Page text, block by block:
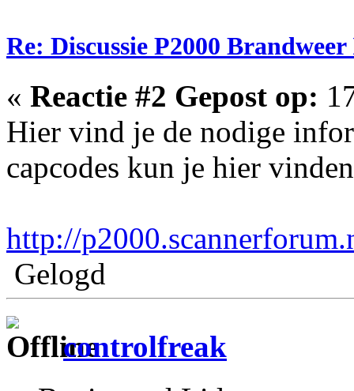
Re: Discussie P2000
« Reactie #2 Gepost op:
Hier vind je de nodige
capcodes kun je hier
http://
Gelogd
controlfreak